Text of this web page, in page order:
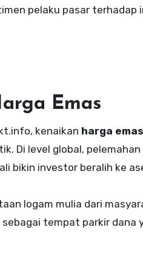
pelaku pasar terhadap
Emas
kenaikan harga
Di level global,
bikin investor beralih ke
logam mulia dari
tempat parkir dana